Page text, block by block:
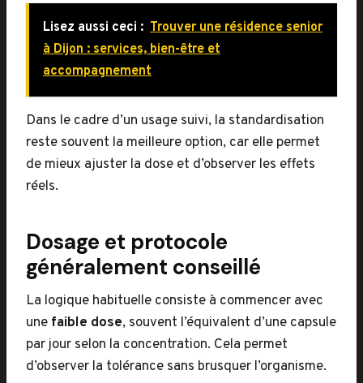
Lisez aussi ceci : Trouver une résidence senior
à Dijon : services, bien-être et
accompagnement
Dans le cadre d’un usage suivi, la standardisation
reste souvent la meilleure option, car elle permet
de mieux ajuster la dose et d’observer les effets
réels.
Dosage et protocole
généralement conseillé
La logique habituelle consiste à commencer avec
une faible dose, souvent l’équivalent d’une capsule
par jour selon la concentration. Cela permet
d’observer la tolérance sans brusquer l’organisme.